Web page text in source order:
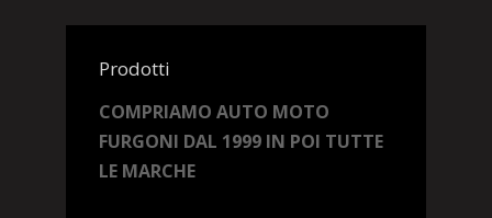
Prodotti
COMPRIAMO AUTO MOTO
FURGONI DAL 1999 IN POI TUTTE
LE MARCHE